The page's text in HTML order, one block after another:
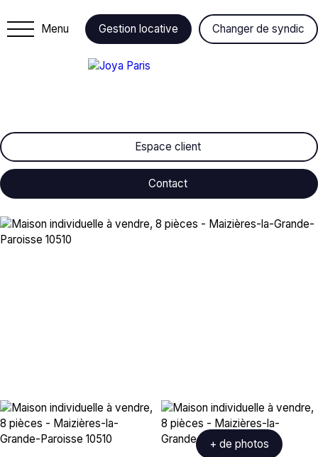
Menu Gestion locative Changer de syndic
Espace client
Contact
+ de photos